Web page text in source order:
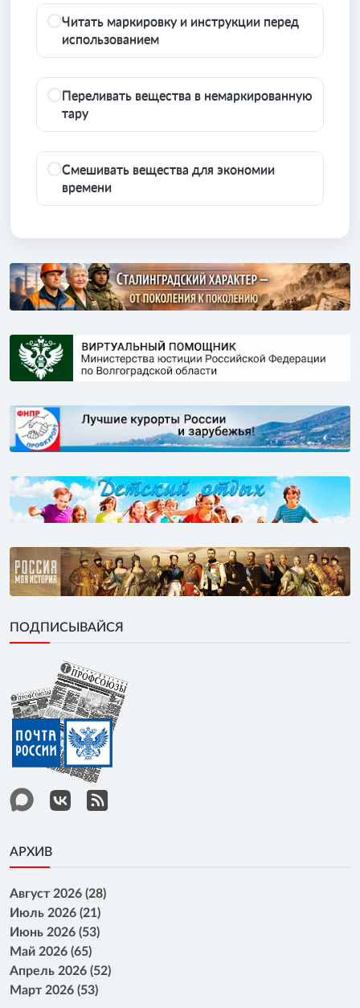
Читать маркировку и инструкции перед
использованием
Переливать вещества в немаркированную
тару
Смешивать вещества для экономии
времени
ПОДПИСЫВАЙСЯ
АРХИВ
Август 2026 (28)
Июль 2026 (21)
Июнь 2026 (53)
Май 2026 (65)
Апрель 2026 (52)
Март 2026 (53)